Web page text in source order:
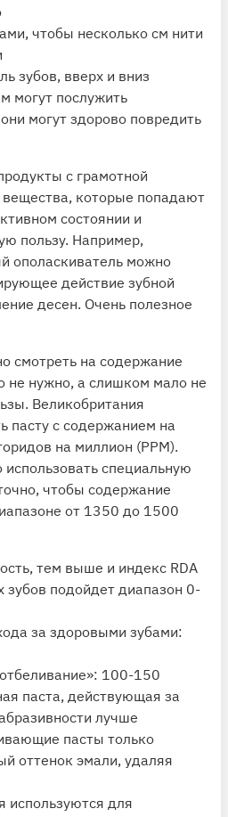
чтобы несколько см нити
зубов, вверх и вниз
могут послужить
могут здорово повредить
с грамотной
которые попадают
состоянии и
пользу. Например,
ополаскиватель можно
действие зубной
десен. Очень полезное
смотреть на содержание
не нужно, а слишком мало не
Великобритания
пасту с содержанием на
на миллион (PPM).
специальную
чтобы содержание
от 1350 до 1500
тем выше и индекс RDA
зубов подойдет диапазон 0-
за здоровыми зубами:
100-150
паста, действующая за
лучше
пасты только
оттенок эмали, удаляя
используются для